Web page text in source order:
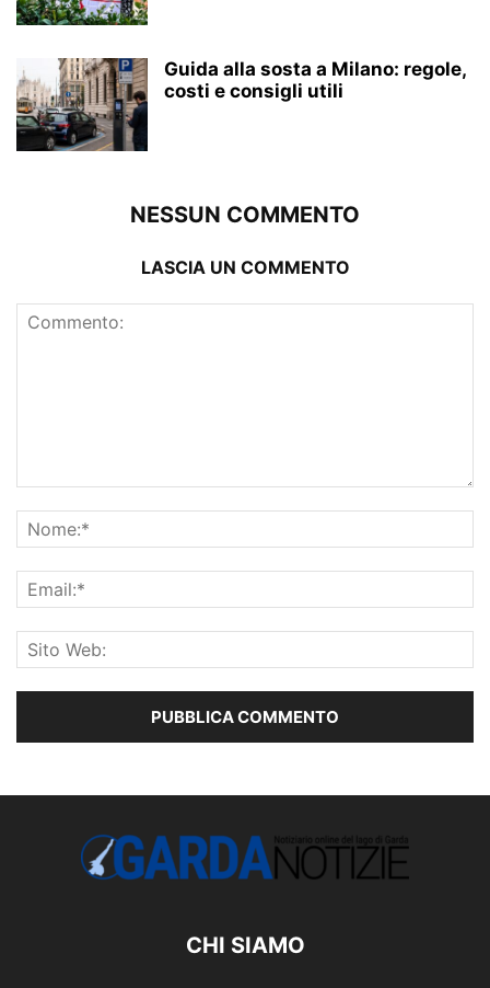
Guida alla sosta a Milano: regole,
costi e consigli utili
NESSUN COMMENTO
LASCIA UN COMMENTO
CHI SIAMO